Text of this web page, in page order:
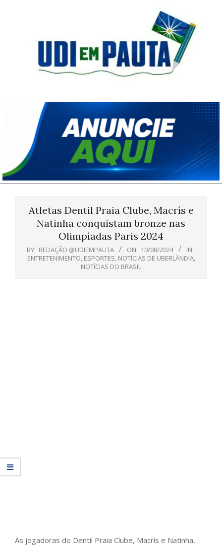
Pauta
Atletas Dentil Praia Clube, Macrís e
Natinha conquistam bronze nas
Olimpíadas Paris 2024
BY: REDAÇÃO @UDIEMPAUTA ON: 10/08/2024
IN:
ENTRETENIMENTO, ESPORTES, NOTÍCIAS DE UBERLÂNDIA,
NOTÍCIAS DO BRASIL
As jogadoras do Dentil Praia Clube, Macrís e Natinha,